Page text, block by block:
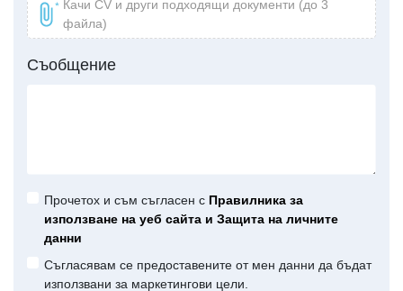
Качи CV и други подходящи документи (до 3
файла)
Съобщение
Прочетох и съм съглaсен с Правилника за
използване на уеб сайта и Защита на личните
данни
Съгласявам се предоставените от мен данни да бъдат
използвани за маркетингови цели.